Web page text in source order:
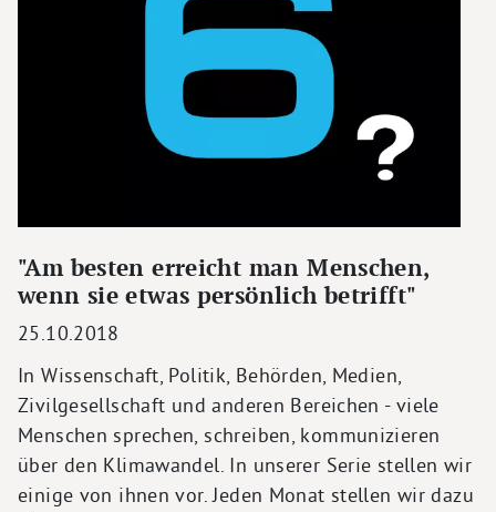
"Am besten erreicht man Menschen,
wenn sie etwas persönlich betrifft"
25.10.2018
In Wissenschaft, Politik, Behörden, Medien,
Zivilgesellschaft und anderen Bereichen - viele
Menschen sprechen, schreiben, kommunizieren
über den Klimawandel. In unserer Serie stellen wir
einige von ihnen vor. Jeden Monat stellen wir dazu